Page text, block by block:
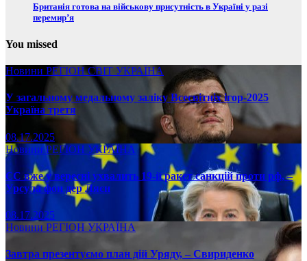
Британія готова на військову присутність в Україні у разі
перемир’я
You missed
Новини РЕГІОНСВІТ УКРАЇНА
У загальному медальному заліку Всесвітніх ігор-2025
Україна третя
08.17.2025
НовиниРЕГІОН УКРАЇНА
ЄС вже у вересні ухвалить 19-й ракет санкцій проти рф, –
Урсула фон дер Ляєн
08.17.2025
Новини РЕГІОН УКРАЇНА
Завтра презентуємо план дій Уряду, – Свириденко